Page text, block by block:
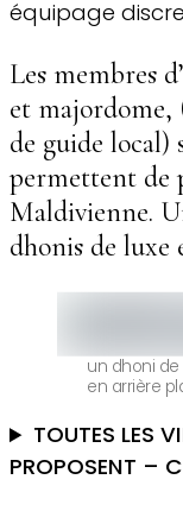
équipage
Les membres
et majordome,
de guide local)
permettent de
Maldivienne.
dhonis de luxe
un dhoni de
en arrière
TOUTES LES
PROPOSENT